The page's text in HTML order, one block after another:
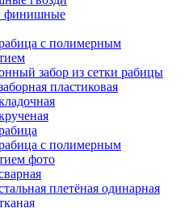
финишные
с полимерным
забор из сетки рабицы
пластиковая
с полимерным
фото
плетёная одинарная